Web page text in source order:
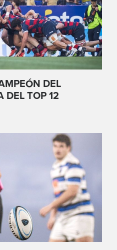
DEL
DEL TOP 12